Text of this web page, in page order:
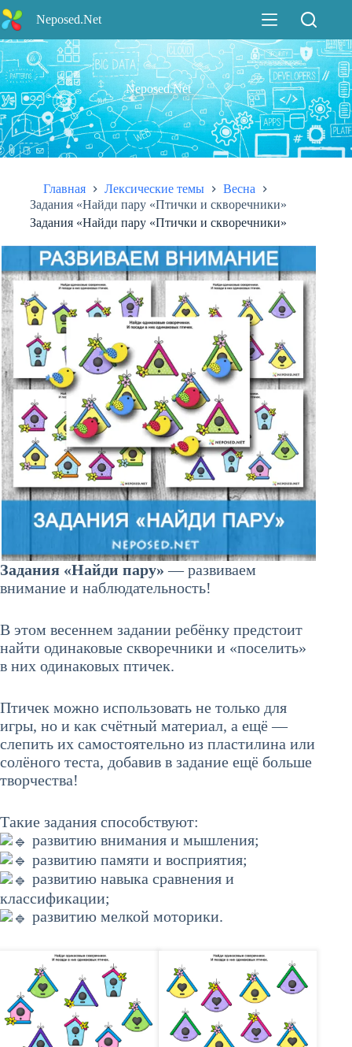
Перейти
к
сути
Neposed.Net
Neposed.Net
Главная Лексические темы
Весна
Задания «Найди пару «Птички и скворечники»
Задания «Найди пару «Птички и скворечники»
Задания «Найди пару» — развиваем
внимание и наблюдательность!
В этом весеннем задании ребёнку предстоит
найти одинаковые скворечники и «поселить»
в них одинаковых птичек.
Птичек можно использовать не только для
игры, но и как счётный материал, а ещё —
слепить их самостоятельно из пластилина или
солёного теста, добавив в задание ещё больше
творчества!
Такие задания способствуют:
развитию внимания и мышления;
развитию памяти и восприятия;
развитию навыка сравнения и
классификации;
развитию мелкой моторики.